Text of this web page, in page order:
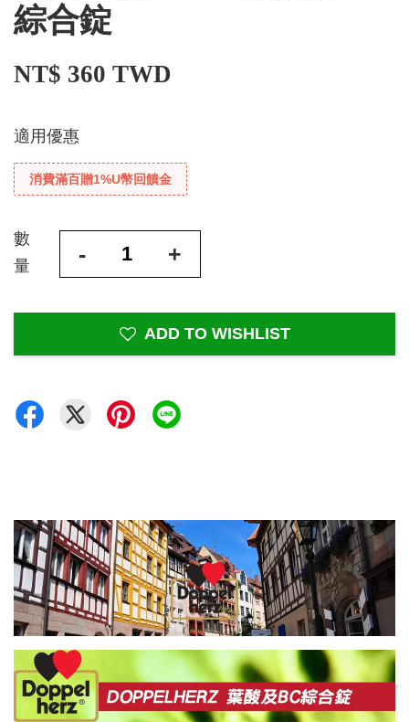
綜合錠
NT$ 360 TWD
適用優惠
消費滿百贈1%U幣回饋金
數
量
- +
ADD TO WISHLIST